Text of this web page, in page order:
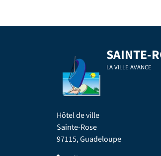
SAINTE-
LA VILLE AVANCE
Hôtel de ville
Sainte-Rose
97115, Guadeloupe